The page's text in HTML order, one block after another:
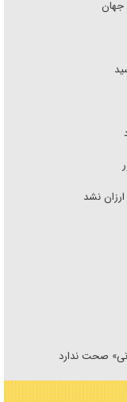
جهان
صحت ندارد